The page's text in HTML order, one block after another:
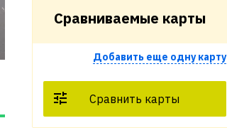
Сравниваемые карты
Добавить еще одну карту
Сравнить карты